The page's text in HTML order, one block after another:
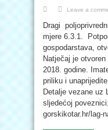
Leave a
Dragi
mjere 6.3.1.
gospodarstava,
Natječaj je
2018. godine.
priliku i
Detalje vezane uz
sljedećoj
gorskikotar.hr/lag-